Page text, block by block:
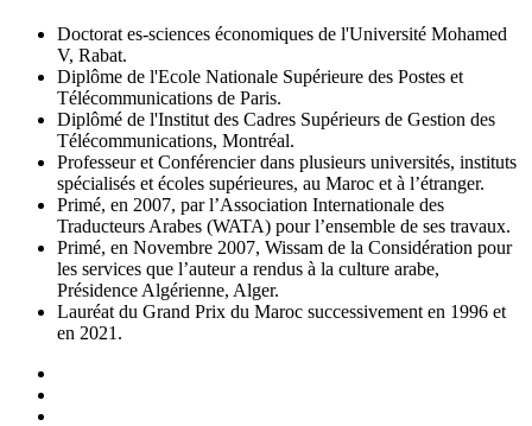
Doctorat es-sciences économiques de l'Université Mohamed
V, Rabat.
Diplôme de l'Ecole Nationale Supérieure des Postes et
Télécommunications de Paris.
Diplômé de l'Institut des Cadres Supérieurs de Gestion des
Télécommunications, Montréal.
Professeur et Conférencier dans plusieurs universités, instituts
spécialisés et écoles supérieures, au Maroc et à l’étranger.
Primé, en 2007, par l’Association Internationale des
Traducteurs Arabes (WATA) pour l’ensemble de ses travaux.
Primé, en Novembre 2007, Wissam de la Considération pour
les services que l’auteur a rendus à la culture arabe,
Présidence Algérienne, Alger.
Lauréat du Grand Prix du Maroc successivement en 1996 et
en 2021.